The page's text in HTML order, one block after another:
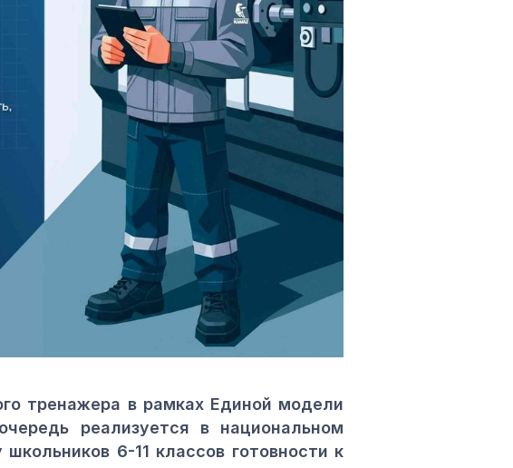
тренажера в рамках Единой модели
реализуется в национальном
6-11 классов готовности к